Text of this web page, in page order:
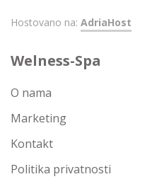
Hostovano na: AdriaHost
Welness-Spa
O nama
Marketing
Kontakt
Politika privatnosti